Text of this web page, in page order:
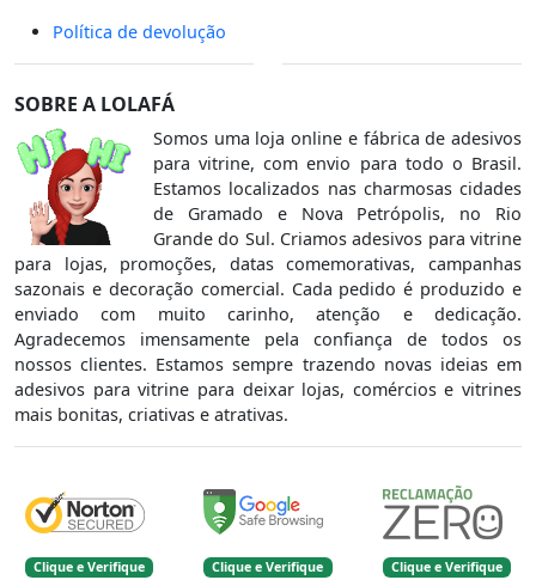
Política de devolução
SOBRE A LOLAFÁ
Somos uma loja online e fábrica de adesivos
para vitrine, com envio para todo o Brasil.
Estamos localizados nas charmosas cidades
de Gramado e Nova Petrópolis, no Rio
Grande do Sul. Criamos adesivos para vitrine
para lojas, promoções, datas comemorativas, campanhas
sazonais e decoração comercial. Cada pedido é produzido e
enviado com muito carinho, atenção e dedicação.
Agradecemos imensamente pela confiança de todos os
nossos clientes. Estamos sempre trazendo novas ideias em
adesivos para vitrine para deixar lojas, comércios e vitrines
mais bonitas, criativas e atrativas.
Clique e Verifique Clique e Verifique Clique e Verifique